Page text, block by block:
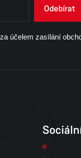
Odebírat
účelem zasílání